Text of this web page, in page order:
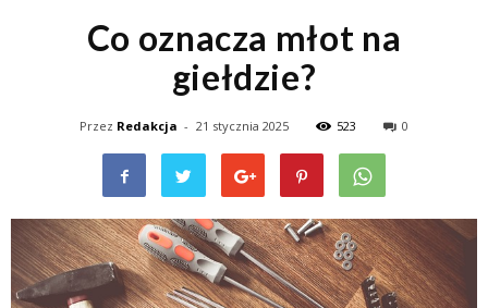
Co oznacza młot na
giełdzie?
Przez Redakcja - 21 stycznia 2025 523 0